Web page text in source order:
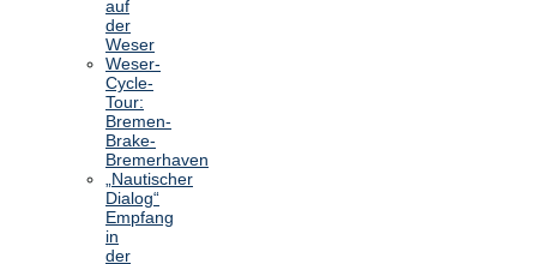
auf
der
Weser
Weser-
Cycle-
Tour:
Bremen-
Brake-
Bremerhaven
„Nautischer
Dialog“
Empfang
in
der